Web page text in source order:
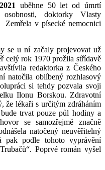
uběhne 50 let od úmrtí
osobnosti, doktorky Vlasty
v písecké nemocnici
se u ní začaly projevovat už
celý rok 1970 prožila střídavě
redaktorka z Českého
natočila oblíbený rozhlasový
si tehdy pozvala svoji
Ilonu Borskou. Zdravotní
že lékaři s určitým zdráháním
trvat pouze půl hodiny a
se samozřejmě značně
natočený neuvěřitelný
pak podle tohoto vyprávění
Poprvé román vyšel